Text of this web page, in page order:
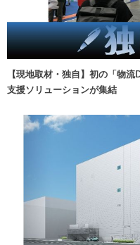
【現地取材・独自】初の「物
支援ソリューションが集結